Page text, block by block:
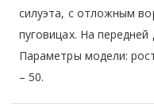
силуэта, с отложным
пуговицах. На
Параметры модели:
– 50.